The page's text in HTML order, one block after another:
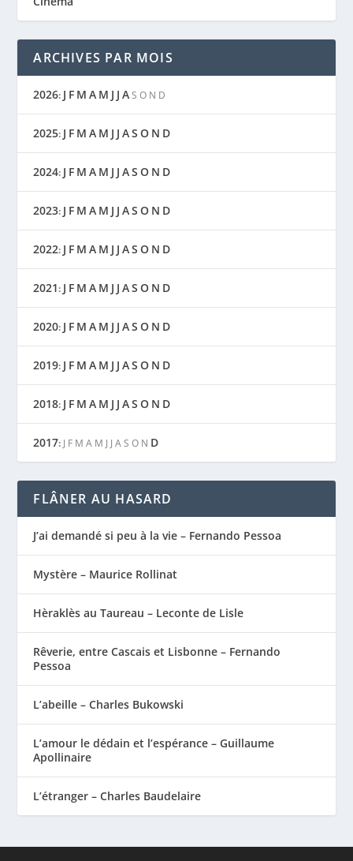
ARCHIVES PAR MOIS
2026: J F M A M J J A S O N D
2025: J F M A M J J AS O N D
2024: J F M A M J J AS O N D
2023: J F M A M J J AS O N D
2022: J F M A M J J AS O N D
2021: J F M A M J J AS O N D
2020: J F M A M J J AS O N D
2019: J F M A M J J AS O N D
2018: J F M A M J J AS O N D
2017: J F M A M J J A S O N D
FLÂNER AU HASARD
J’ai demandé si peu à la vie – Fernando Pessoa
Mystère – Maurice Rollinat
Hèraklès au Taureau – Leconte de Lisle
Rêverie, entre Cascais et Lisbonne – Fernando
Pessoa
L’abeille – Charles Bukowski
L’amour le dédain et l’espérance – Guillaume
Apollinaire
L’étranger – Charles Baudelaire